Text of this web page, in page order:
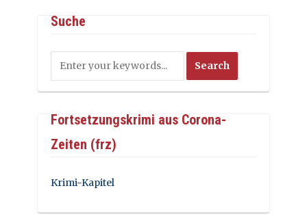
Suche
Fortsetzungskrimi aus Corona-
Zeiten (frz)
Krimi-Kapitel